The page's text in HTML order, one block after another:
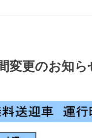
変更のお知ら